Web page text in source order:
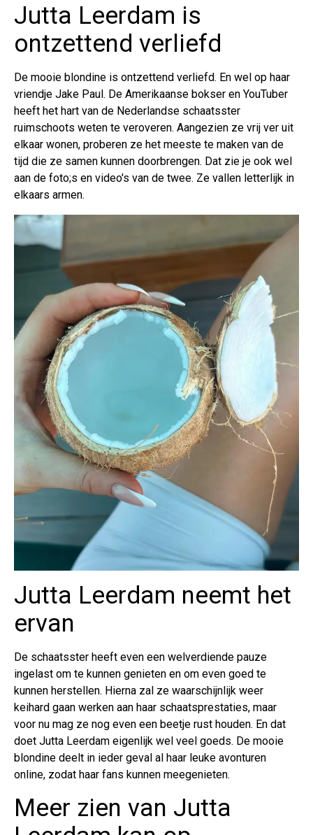
Jutta Leerdam is
ontzettend verliefd
De mooie blondine is ontzettend verliefd. En wel op haar
vriendje Jake Paul. De Amerikaanse bokser en YouTuber
heeft het hart van de Nederlandse schaatsster
ruimschoots weten te veroveren. Aangezien ze vrij ver uit
elkaar wonen, proberen ze het meeste te maken van de
tijd die ze samen kunnen doorbrengen. Dat zie je ook wel
aan de foto;s en video's van de twee. Ze vallen letterlijk in
elkaars armen.
Jutta Leerdam neemt het
ervan
De schaatsster heeft even een welverdiende pauze
ingelast om te kunnen genieten en om even goed te
kunnen herstellen. Hierna zal ze waarschijnlijk weer
keihard gaan werken aan haar schaatsprestaties, maar
voor nu mag ze nog even een beetje rust houden. En dat
doet Jutta Leerdam eigenlijk wel veel goeds. De mooie
blondine deelt in ieder geval al haar leuke avonturen
online, zodat haar fans kunnen meegenieten.
Meer zien van Jutta